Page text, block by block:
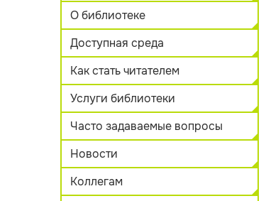
О библиотеке
Доступная среда
Как стать читателем
Услуги библиотеки
Часто задаваемые вопросы
Новости
Коллегам